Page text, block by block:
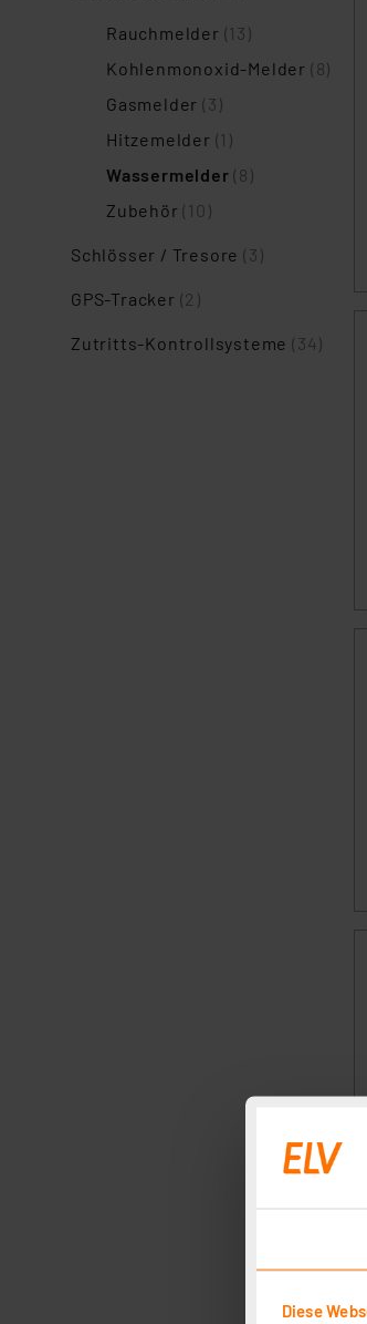
Diese
Rauchmelder (13)
Kohlenmonoxid-Melder (8)
Gasmelder(3)
Hitzemelder (1)
Wassermelder(8)
Zubehör(10)
Schlösser / Tresore(3)
GPS-Tracker (2)
Zutritts-Kontrollsysteme(34)